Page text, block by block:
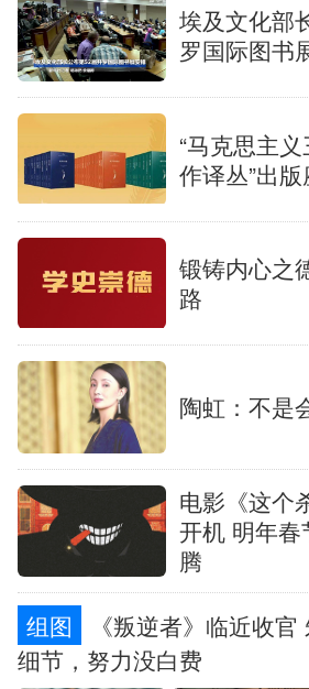
埃及文化部
罗国际图书
“马克思主
作译丛”出
锻铸内心之
路
陶虹：不是
电影《这个
开机 明年
腾
组图
《叛逆者》临近收
细节，努力没白费